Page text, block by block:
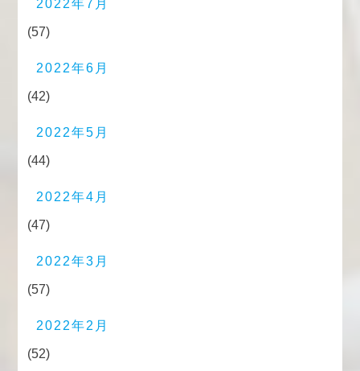
2022年7月
(57)
2022年6月
(42)
2022年5月
(44)
2022年4月
(47)
2022年3月
(57)
2022年2月
(52)